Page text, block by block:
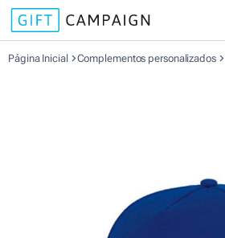
Página Inicial Complementos personalizados